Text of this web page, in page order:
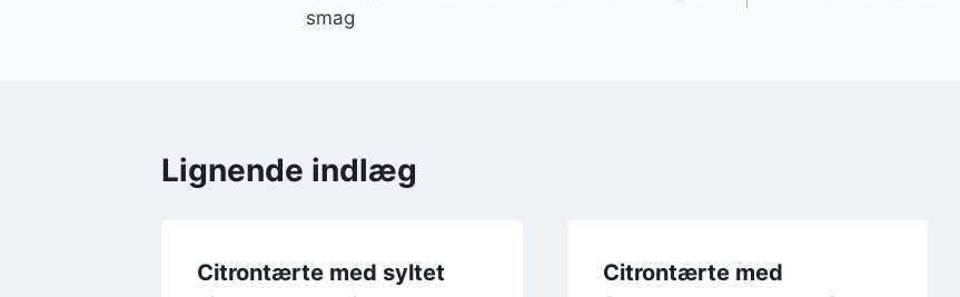
smag
Lignende indlæg
Citrontærte med syltet
Citrontærte med